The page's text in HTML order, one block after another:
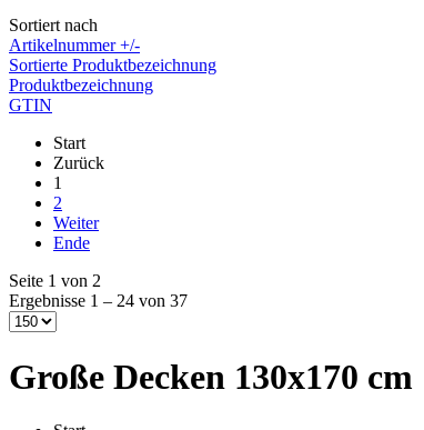
Sortiert nach
Artikelnummer +/-
Sortierte Produktbezeichnung
Produktbezeichnung
GTIN
Start
Zurück
1
2
Weiter
Ende
Seite 1 von 2
Ergebnisse 1 – 24 von 37
Große Decken 130x170 cm